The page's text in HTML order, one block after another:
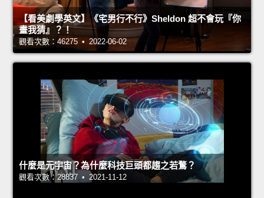
【看美劇學英文】《宅男行不行》Sheldon 超不會玩『你
畫我猜』？！
觀看次數：46275 • 2022-06-02
什麼是元宇宙？為什麼科技巨頭都趨之若鶩？
觀看次數：28837 • 2021-11-12